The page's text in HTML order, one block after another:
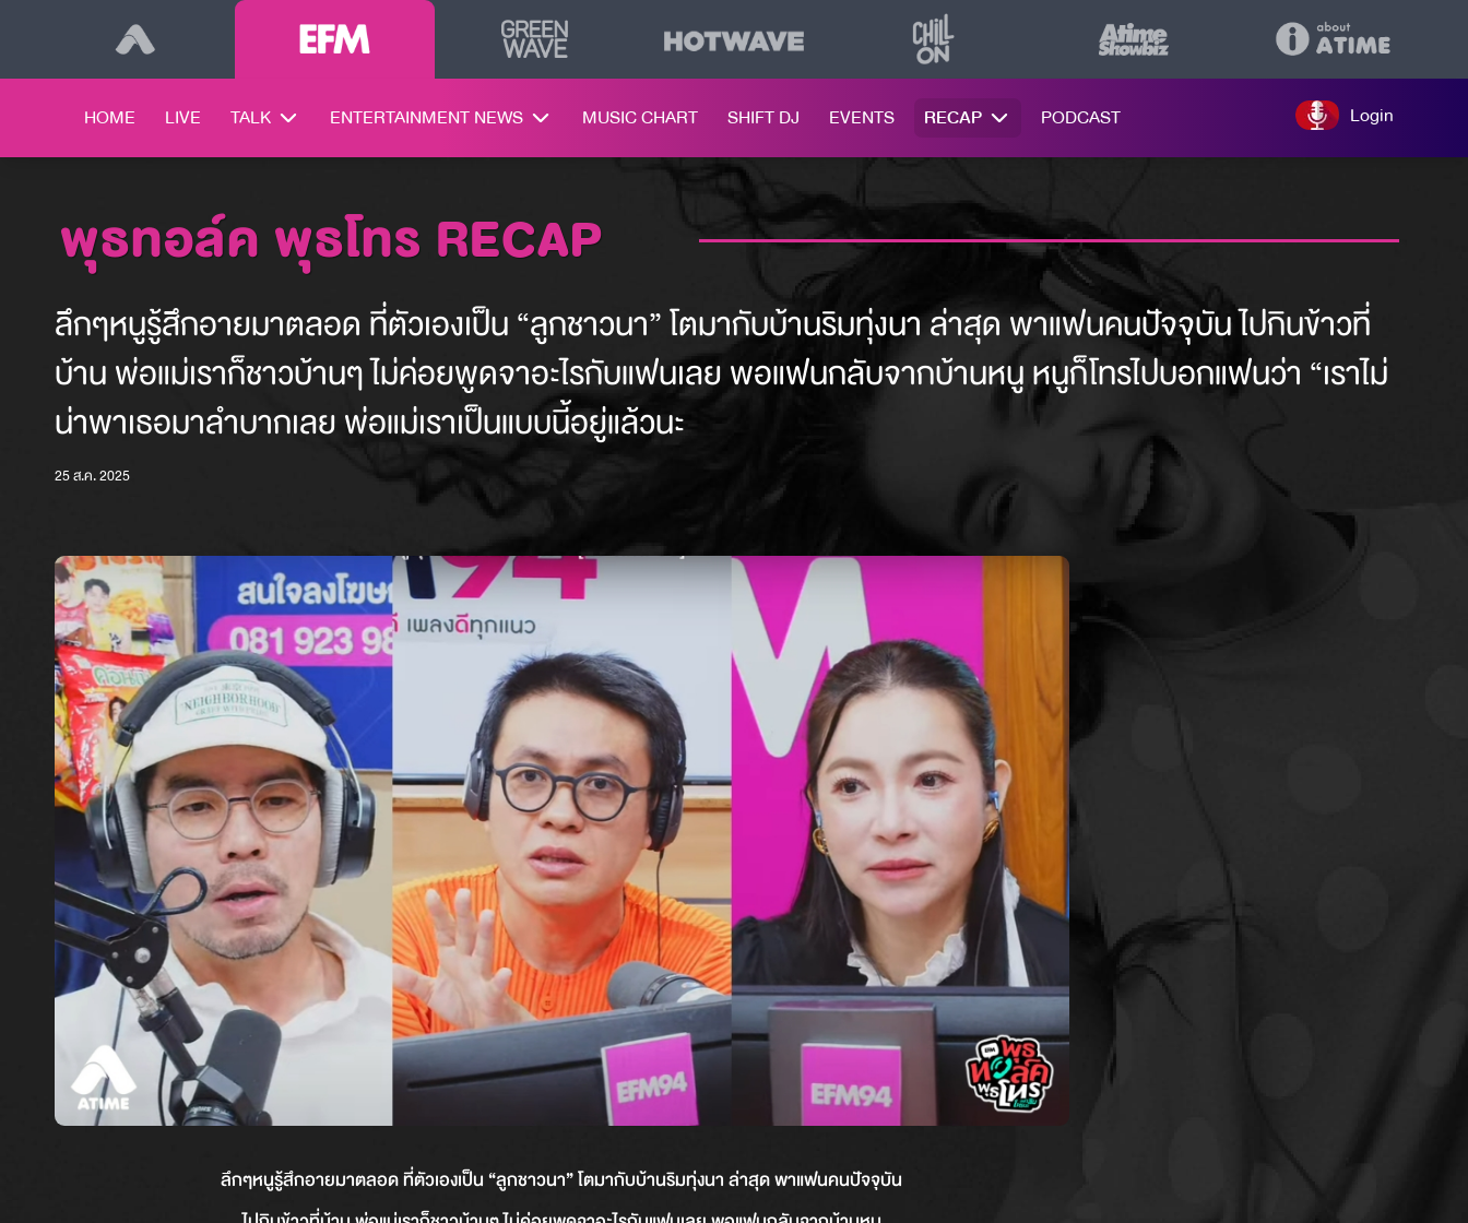
HOME LIVE TALK ENTERTAINMENT NEWS MUSIC CHART SHIFT DJ EVENTS RECAP PODCAST Login
พุธทอล์ค พุธโทร RECAP
ลึกๆหนูรู้สึกอายมาตลอด ที่ตัวเองเป็น “ลูกชาวนา” โตมากับบ้านริมทุ่งนา ล่าสุด พาแฟนคนปัจจุบัน ไปกินข้าวที่
บ้าน พ่อแม่เราก็ชาวบ้านๆ ไม่ค่อยพูดจาอะไรกับแฟนเลย พอแฟนกลับจากบ้านหนู หนูก็โทรไปบอกแฟนว่า “เราไม่
น่าพาเธอมาลำบากเลย พ่อแม่เราเป็นแบบนี้อยู่แล้วนะ
25 ส.ค. 2025
ลึกๆหนูรู้สึกอายมาตลอด ที่ตัวเองเป็น “ลูกชาวนา” โตมากับบ้านริมทุ่งนา ล่าสุด พาแฟนคนปัจจุบัน